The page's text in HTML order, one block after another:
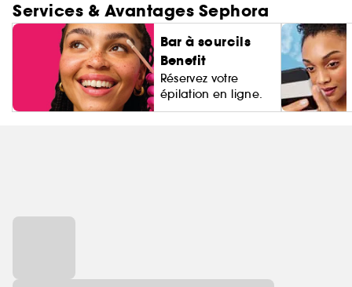
Services & Avantages Sephora
Bar à sourcils
Benefit
Réservez votre
épilation en ligne.